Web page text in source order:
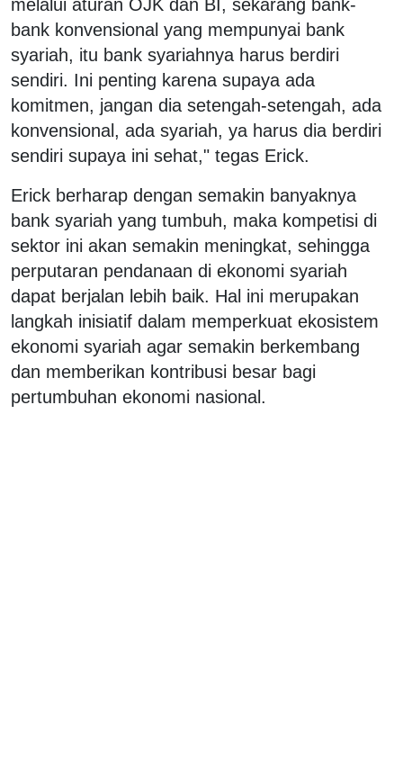
melalui aturan OJK dan BI, sekarang bank-
bank konvensional yang mempunyai bank
syariah, itu bank syariahnya harus berdiri
sendiri. Ini penting karena supaya ada
komitmen, jangan dia setengah-setengah, ada
konvensional, ada syariah, ya harus dia berdiri
sendiri supaya ini sehat," tegas Erick.
Erick berharap dengan semakin banyaknya
bank syariah yang tumbuh, maka kompetisi di
sektor ini akan semakin meningkat, sehingga
perputaran pendanaan di ekonomi syariah
dapat berjalan lebih baik. Hal ini merupakan
langkah inisiatif dalam memperkuat ekosistem
ekonomi syariah agar semakin berkembang
dan memberikan kontribusi besar bagi
pertumbuhan ekonomi nasional.